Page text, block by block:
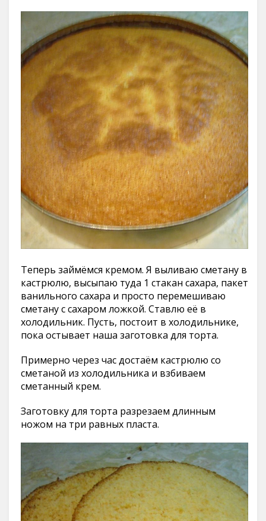
Теперь займёмся кремом. Я выливаю сметану в
кастрюлю, высыпаю туда 1 стакан сахара, пакет
ванильного сахара и просто перемешиваю
сметану с сахаром ложкой. Ставлю её в
холодильник. Пусть, постоит в холодильнике,
пока остывает наша заготовка для торта.
Примерно через час достаём кастрюлю со
сметаной из холодильника и взбиваем
сметанный крем.
Заготовку для торта разрезаем длинным
ножом на три равных пласта.